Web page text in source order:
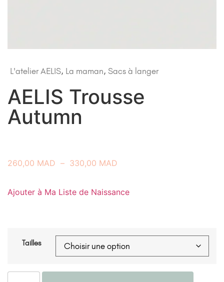
L'atelier AELIS, La maman, Sacs à langer
AELIS Trousse
Autumn
260,00 MAD – 330,00 MAD
Ajouter à Ma Liste de Naissance
Tailles